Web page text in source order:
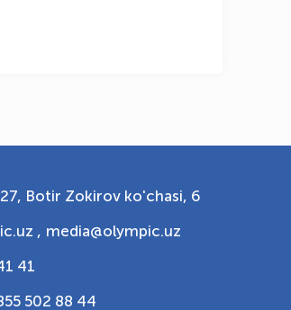
Botir Zokirov ko'chasi, 6
, media@olympic.uz
41
502 88 44